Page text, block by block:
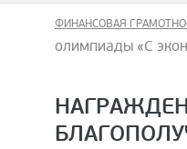
ФИНАНСОВАЯ
олимпиады «С